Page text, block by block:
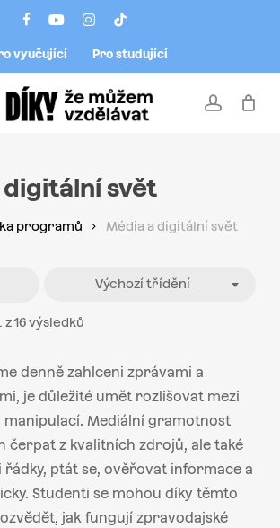
facebookyoutubeinstagram
tiktok
vyučující Pro studující
account
digitální svět
programů Média a digitální svět
z 16 výsledků
Výchozí třídění
denně zahlceni zprávami a
je důležité umět rozlišovat mezi
manipulací. Mediální gramotnost
čerpat z kvalitních zdrojů, ale také
řádky, ptát se, ověřovat informace a
Studenti se mohou díky těmto
jak fungují zpravodajské